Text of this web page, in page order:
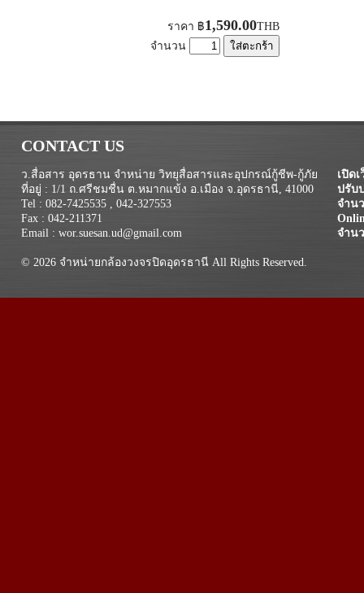
ราคา ฿1,590.00THB
จำนวน
CONTACT US
ว.สื่อสาร อุดรธาน จำหน่าย วิทยุสื่อสารและอุปกรณ์กู้ชีพ-กู้ภัย
ที่อยู่ : 1/1 ถ.ศรีชมชื่น ต.หมากแข้ง อ.เมือง จ.อุดรธานี, 41000
Tel : 082-7425535 , 042-327553
Fax : 042-211371
Email : wor.suesan.ud@gmail.com
© 2026 จำหน่ายกล้องวงจรปิดอุดรธานี All Rights Reserved.
เปิด
ปรับ
จำน
จำน